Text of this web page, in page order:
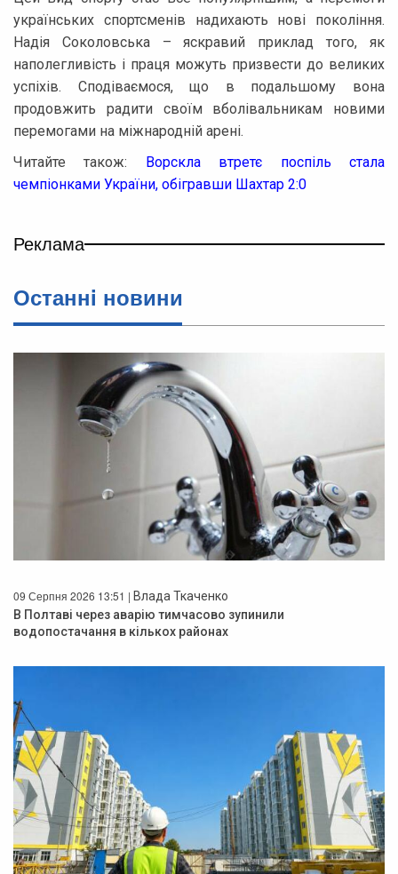
українських спортсменів надихають нові покоління.
Надія Соколовська – яскравий приклад того, як
наполегливість і праця можуть призвести до великих
успіхів. Сподіваємося, що в подальшому вона
продовжить радити своїм вболівальникам новими
перемогами на міжнародній арені.
Читайте також: Ворскла втретє поспіль стала
чемпіонками України, обігравши Шахтар 2:0
Реклама
Останнi новини
09 Серпня 2026 13:51 | Влада Ткаченко
В Полтаві через аварію тимчасово зупинили
водопостачання в кількох районах